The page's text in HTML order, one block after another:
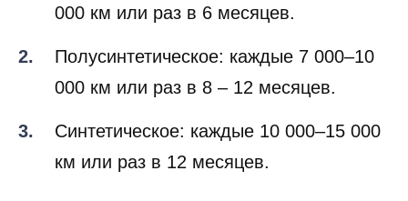
000 км или раз в 6 месяцев.
Полусинтетическое: каждые 7 000–10
000 км или раз в 8 – 12 месяцев.
Синтетическое: каждые 10 000–15 000
км или раз в 12 месяцев.